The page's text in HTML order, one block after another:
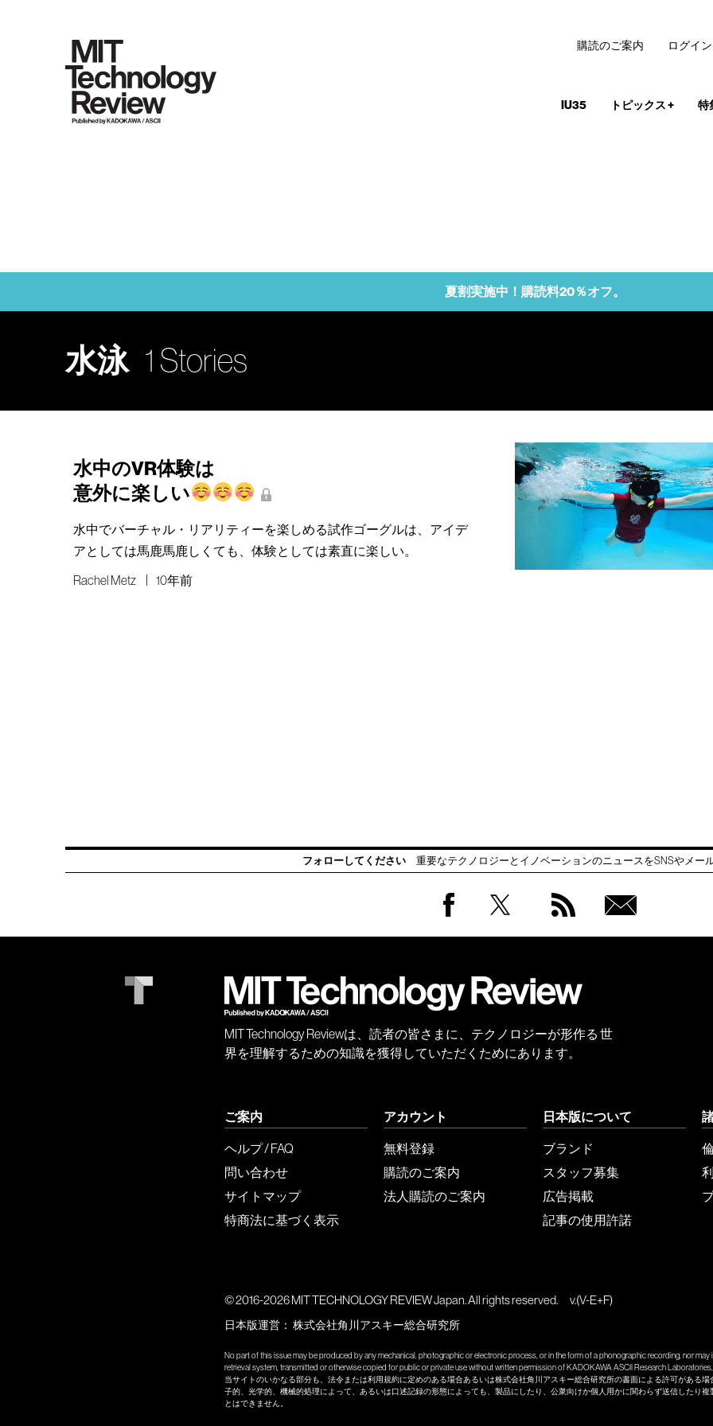
IU35 トピックス+ 特
購読のご案内 ログイン
夏割実施中！購読料20％オフ。
水泳 1 Stories
水中のVR体験は
意外に楽しい
水中でバーチャル・リアリティーを楽しめる試作ゴーグルは、アイデ
アとしては馬鹿馬鹿しくても、体験としては素直に楽しい。
Rachel Metz 10年前
フォローしてください 重要なテクノロジーとイノベーションのニュースをSNSやメー
会員
MIT Technology Reviewは、読者の皆さまに、テクノロジーが形作る 世
界を理解するための知識を獲得していただくためにあります。
ご案内
ヘルプ / FAQ
問い合わせ
サイトマップ
特商法に基づく表示
アカウント
無料登録
購読のご案内
法人購読のご案内
日本版について
ブランド
スタッフ募集
広告掲載
記事の使用許諾
© 2016-2026 MIT TECHNOLOGY REVIEW Japan. All rights reserved. v.(V-E+F)
日本版運営： 株式会社角川アスキー総合研究所
No part of this issue may be produced by any mechanical, photographic or electronic process, or in the form of a phonographic recording, nor may
retrieval system, transmitted or otherwise copied for public or private use without written permission of KADOKAWA ASCII Research Laboratories,
当サイトのいかなる部分も、法令または利用規約に定めのある場合あるいは株式会社角川アスキー総合研究所の書面による許可がある場
子的、光学的、機械的処理によって、あるいは口述記録の形態によっても、製品にしたり、公衆向けか個人用かに関わらず送信したり複
とはできません。